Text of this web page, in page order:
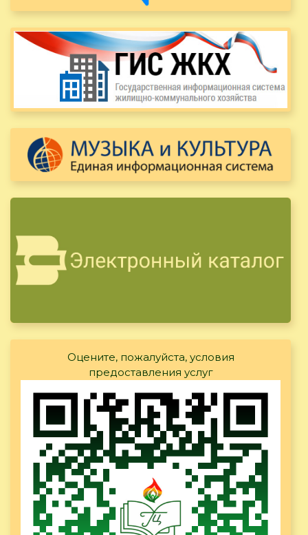
Оцените, пожалуйста, условия
предоставления услуг